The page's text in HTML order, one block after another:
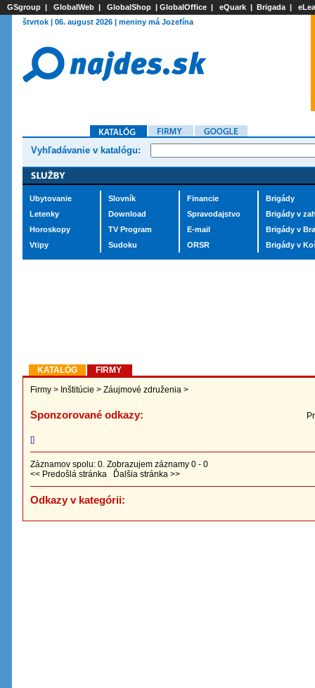
GSgroup | GlobalWeb | GlobalShop | GlobalOffice | eQuark | Brigada |
štvrtok | 06. august 2026 | meniny má Jozefína
Vyhľadávanie v katalógu:
Ubytovanie
Letenky
Horoskopy
Vtipy
Slovník
Download
TV Program
Sudoku
Financie
Spravodajstvo
E-mail
ORSR
Brigády
Brigády v
Brigády v
Brigády v
KATALÓG
FIRMY
Firmy > Inštitúcie > Záujmové združenia >
Sponzorované odkazy:
[]
Záznamov spolu: 0. Zobrazujem záznamy 0 - 0
<< Predošlá stránka Ďalšia stránka >>
Odkazy v kategórii: